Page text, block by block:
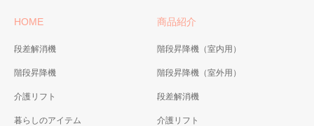
HOME
段差解消機
階段昇降機
介護リフト
暮らしのアイテム
商品紹介
階段昇降機（室内用）
階段昇降機（室外用）
段差解消機
介護リフト